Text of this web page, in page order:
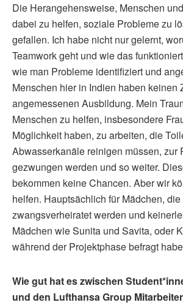
Die Herangehensweise, Menschen
dabei zu helfen, soziale Probleme zu
gefallen. Ich habe nicht nur gelernt,
Teamwork geht und wie das
wie man Probleme identifiziert und
Menschen hier in Indien haben keinen
angemessenen Ausbildung. Mein
Menschen zu helfen, insbesondere
Möglichkeit haben, zu arbeiten, die
Abwasserkanäle reinigen müssen, zur
gezwungen werden und so weiter.
bekommen keine Chancen. Aber wir
helfen. Hauptsächlich für Mädchen, die
zwangsverheiratet werden und
Mädchen wie Sunita und Savita, oder
während der Projektphase befragt
Wie gut hat es zwischen
und den Lufthansa Group